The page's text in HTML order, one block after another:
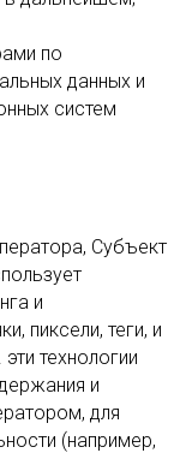
по
данных и
систем
Субъект
и
пиксели, теги, и
технологии
и
для
(например,